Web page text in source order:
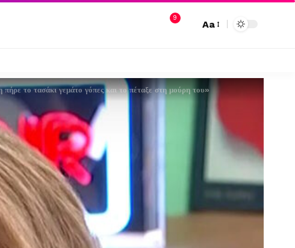
9
Aa
το τασάκι γεμάτο γόπες και το πέταξε στη μούρη του»